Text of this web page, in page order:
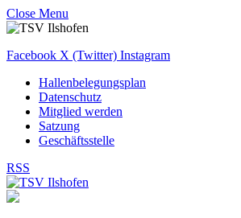
Close Menu
Facebook X (Twitter) Instagram
Hallenbelegungsplan
Datenschutz
Mitglied werden
Satzung
Geschäftsstelle
RSS